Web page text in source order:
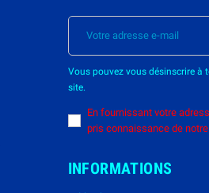
Vous pouvez vous désinscrire
site.
En fournissant votre
pris connaissance de
INFORMATIONS